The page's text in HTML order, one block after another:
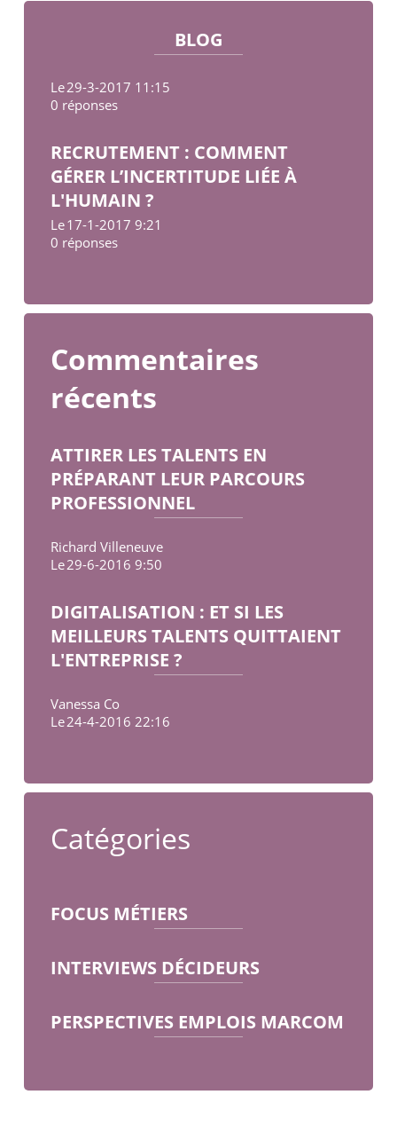
BLOG
Le29-3-2017 11:15
0 réponses
RECRUTEMENT : COMMENT
GÉRER L’INCERTITUDE LIÉE À
L'HUMAIN ?
Le17-1-2017 9:21
0 réponses
Commentaires
récents
ATTIRER LES TALENTS EN
PRÉPARANT LEUR PARCOURS
PROFESSIONNEL
Richard Villeneuve
Le29-6-2016 9:50
DIGITALISATION : ET SI LES
MEILLEURS TALENTS QUITTAIENT
L'ENTREPRISE ?
Vanessa Co
Le24-4-2016 22:16
Catégories
FOCUS MÉTIERS
INTERVIEWS DÉCIDEURS
PERSPECTIVES EMPLOIS MARCOM